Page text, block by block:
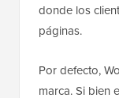
donde los
páginas.
Por defecto,
marca. Si bien